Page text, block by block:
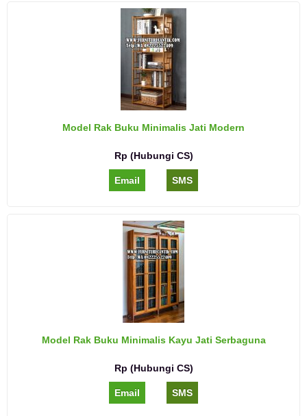
Model Rak Buku Minimalis Jati Modern
Rp (Hubungi CS)
Email SMS
Model Rak Buku Minimalis Kayu Jati Serbaguna
Rp (Hubungi CS)
Email SMS